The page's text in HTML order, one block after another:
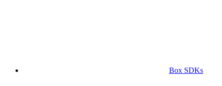
Box SDKs